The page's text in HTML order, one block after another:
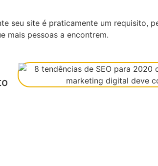
seu site é praticamente um requisito,
mais pessoas a encontrem.